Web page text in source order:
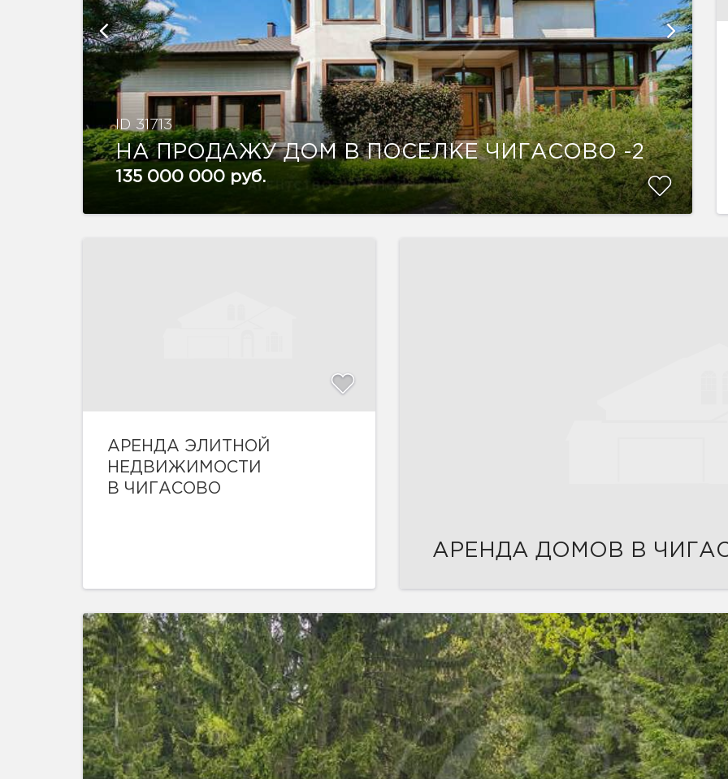
ID 31713
НА ПРОДАЖУ ДОМ В ПОСЕЛКЕ ЧИГАСОВО -2
135 000 000 руб.
АРЕНДА ЭЛИТНОЙ
НЕДВИЖИМОСТИ
В ЧИГАСОВО
АРЕНДА ДОМОВ В